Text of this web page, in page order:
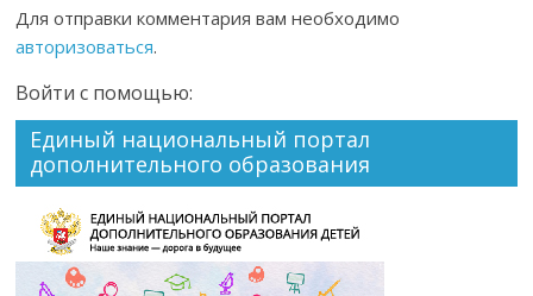
Для отправки комментария вам необходимо
авторизоваться.
Войти с помощью:
Единый национальный портал
дополнительного образования